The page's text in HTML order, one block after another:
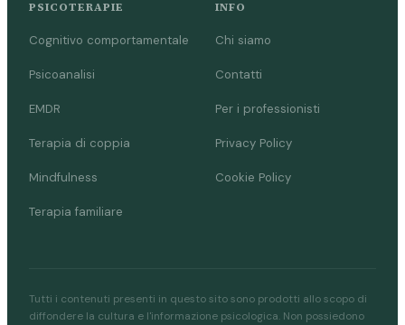
PSICOTERAPIE
Cognitivo comportamentale
Psicoanalisi
EMDR
Terapia di coppia
Mindfulness
Terapia familiare
INFO
Chi siamo
Contatti
Per i professionisti
Privacy Policy
Cookie Policy
Tutti i contenuti presenti in questo sito sono prodotti allo scopo di
diffondere la cultura e l'informazione psicologica. Non possiedono